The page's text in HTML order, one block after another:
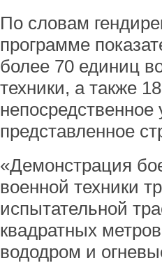
По словам
программе
более 70 единиц
техники, а также
представленное
«Демонстрация
военной техники
испытательной
квадратных
вододром и